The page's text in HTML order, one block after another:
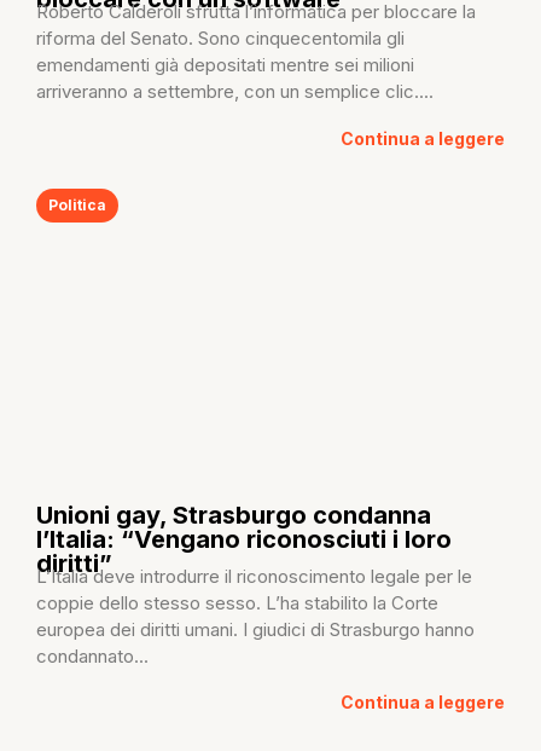
Roberto Calderoli sfrutta l’informatica per bloccare la
riforma del Senato. Sono cinquecentomila gli
emendamenti già depositati mentre sei milioni
arriveranno a settembre, con un semplice clic....
Continua a leggere
Politica
Unioni gay, Strasburgo condanna
l’Italia: “Vengano riconosciuti i loro
diritti”
L’Italia deve introdurre il riconoscimento legale per le
coppie dello stesso sesso. L’ha stabilito la Corte
europea dei diritti umani. I giudici di Strasburgo hanno
condannato...
Continua a leggere